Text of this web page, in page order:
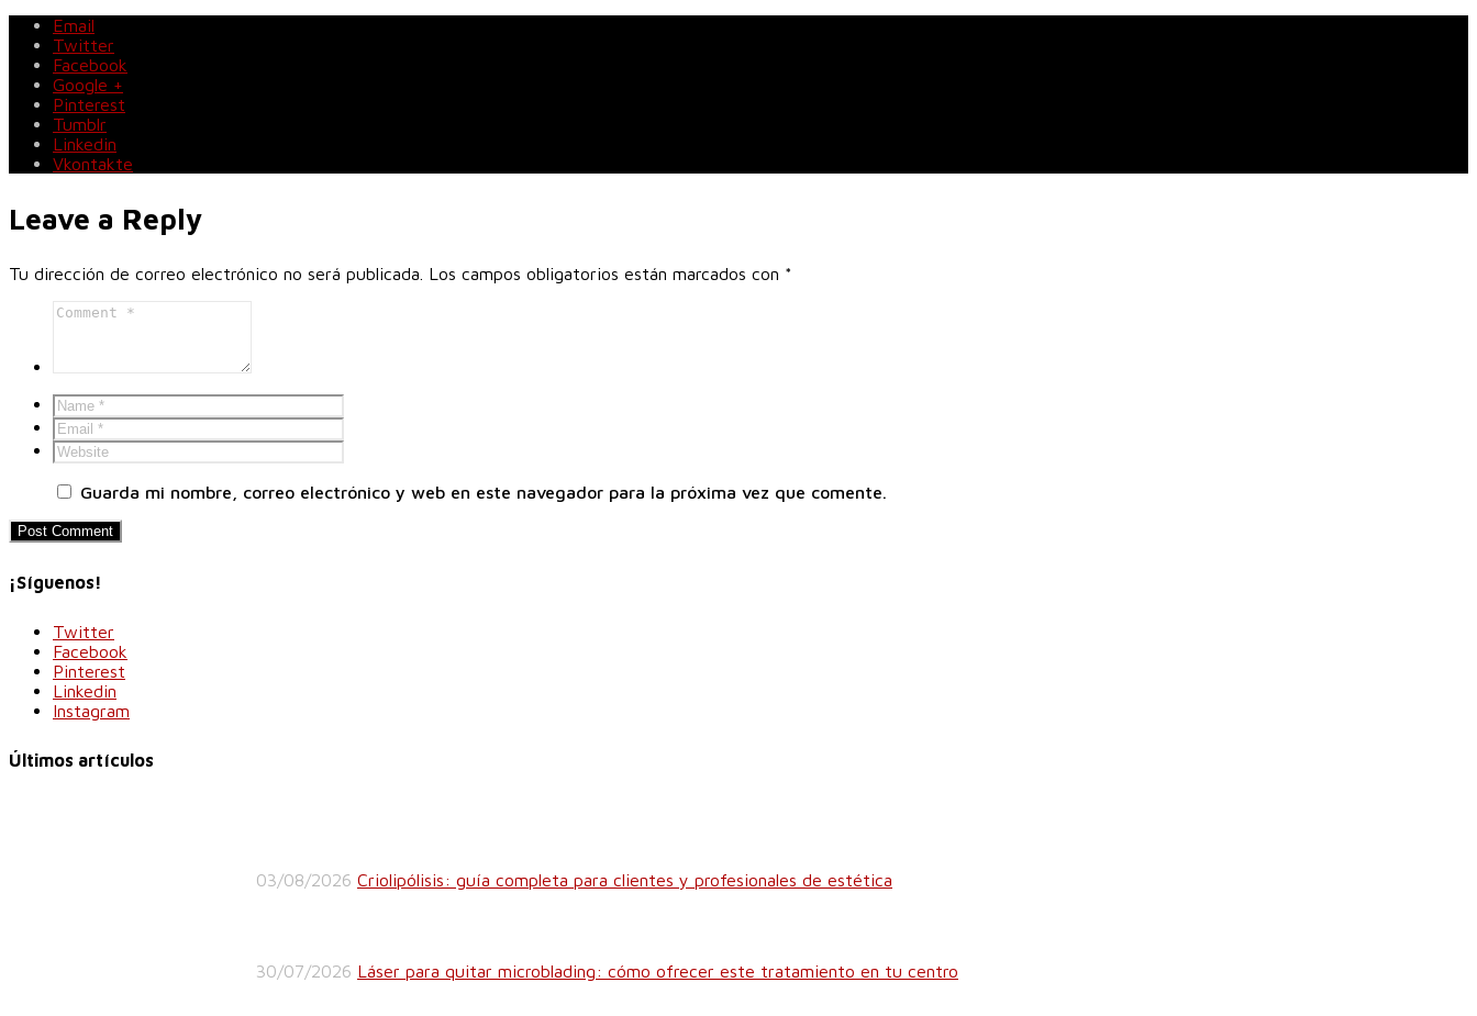
Email
Twitter
Facebook
Google +
Pinterest
Tumblr
Linkedin
Vkontakte
Leave a Reply
Tu dirección de correo electrónico no será publicada. Los campos obligatorios están marcados con *
Guarda mi nombre, correo electrónico y web en este navegador para la próxima vez que comente.
¡Síguenos!
Twitter
Facebook
Pinterest
Linkedin
Instagram
Últimos artículos
03/08/2026 Criolipólisis: guía completa para clientes y profesionales de estética
30/07/2026 Láser para quitar microblading: cómo ofrecer este tratamiento en tu centro